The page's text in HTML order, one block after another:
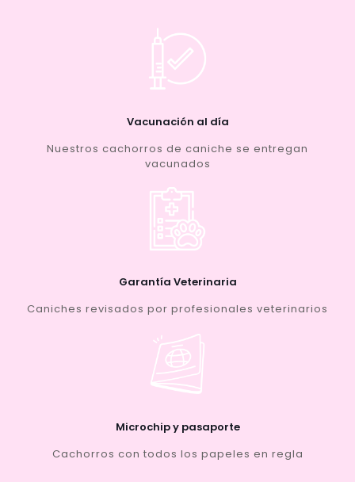
Vacunación al día
Nuestros cachorros de caniche se entregan
vacunados
Garantía Veterinaria
Caniches revisados por profesionales veterinarios
Microchip y pasaporte
Cachorros con todos los papeles en regla